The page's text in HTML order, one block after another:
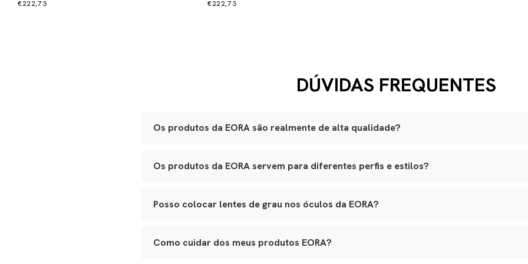
€222,73 €222,73
DÚVIDAS FREQUENTES
Os produtos da EORA são realmente de alta qualidade?
Óculos:acetato Mazzucchelli italiano, lentes ZEISS com proteção UVA e UVB, adornos
Joias e metais:acabamento premium, banho antialérgico e design exclusivo.
Os produtos da EORA servem para diferentes perfis e estilos?
de festa ao porta-joias de viagem. Tudo é pensado para integrar funcionalidade real, elegância e
Posso colocar lentes de grau nos óculos da EORA?
ao seu óptico de confiança para aplicação das lentes sem alterar o design original.
Como cuidar dos meus produtos EORA?